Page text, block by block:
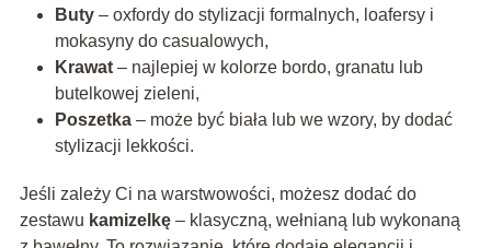
Buty– oxfordy do stylizacji formalnych, loafersy i
mokasyny do casualowych,
Krawat– najlepiej w kolorze bordo, granatu lub
butelkowej zieleni,
Poszetka– może być biała lub we wzory, by dodać
stylizacji lekkości.
Jeśli zależy Ci na warstwowości, możesz dodać do
zestawu kamizelkę– klasyczną, wełnianą lub wykonaną